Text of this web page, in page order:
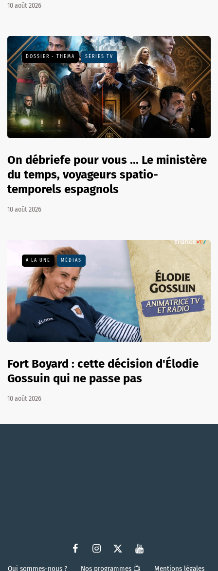
10 août 2026
DOSSIER - THEMA SÉRIES TV
On débriefe pour vous ... Le ministère
du temps, voyageurs spatio-
temporels espagnols
10 août 2026
A LA UNE MÉDIAS
Fort Boyard : cette décision d'Élodie
Gossuin qui ne passe pas
10 août 2026
Qui sommes-nous ? Nos programmes 📺 Mentions légales